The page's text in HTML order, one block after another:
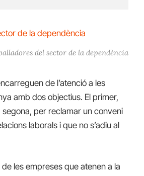
del sector de la dependència
de l’atenció a les
amb dos objectius. El primer,
per reclamar un conveni
laborals i que no s’adiu al
les empreses que atenen a la